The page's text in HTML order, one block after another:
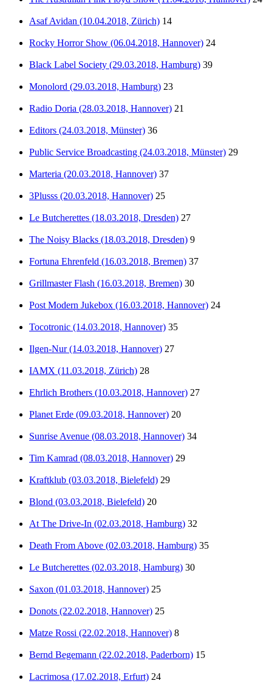
Asaf Avidan (10.04.2018, Zürich) 14
Rocky Horror Show (06.04.2018, Hannover) 24
Black Label Society (29.03.2018, Hamburg) 39
Monolord (29.03.2018, Hamburg) 23
Radio Doria (28.03.2018, Hannover) 21
Editors (24.03.2018, Münster) 36
Public Service Broadcasting (24.03.2018, Münster) 29
Marteria (20.03.2018, Hannover) 37
3Plusss (20.03.2018, Hannover) 25
Le Butcherettes (18.03.2018, Dresden) 27
The Noisy Blacks (18.03.2018, Dresden) 9
Fortuna Ehrenfeld (16.03.2018, Bremen) 37
Grillmaster Flash (16.03.2018, Bremen) 30
Post Modern Jukebox (16.03.2018, Hannover) 24
Tocotronic (14.03.2018, Hannover) 35
Ilgen-Nur (14.03.2018, Hannover) 27
IAMX (11.03.2018, Zürich) 28
Ehrlich Brothers (10.03.2018, Hannover) 27
Planet Erde (09.03.2018, Hannover) 20
Sunrise Avenue (08.03.2018, Hannover) 34
Tim Kamrad (08.03.2018, Hannover) 29
Kraftklub (03.03.2018, Bielefeld) 29
Blond (03.03.2018, Bielefeld) 20
At The Drive-In (02.03.2018, Hamburg) 32
Death From Above (02.03.2018, Hamburg) 35
Le Butcherettes (02.03.2018, Hamburg) 30
Saxon (01.03.2018, Hannover) 25
Donots (22.02.2018, Hannover) 25
Matze Rossi (22.02.2018, Hannover) 8
Bernd Begemann (22.02.2018, Paderborn) 15
Lacrimosa (17.02.2018, Erfurt) 24